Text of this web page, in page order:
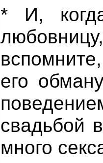
* И,
его
свадьбой
много